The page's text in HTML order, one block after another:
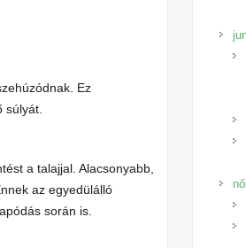
Ez
súlyát.
a talajjal. Alacsonyabb,
az egyedülálló
során is.
női